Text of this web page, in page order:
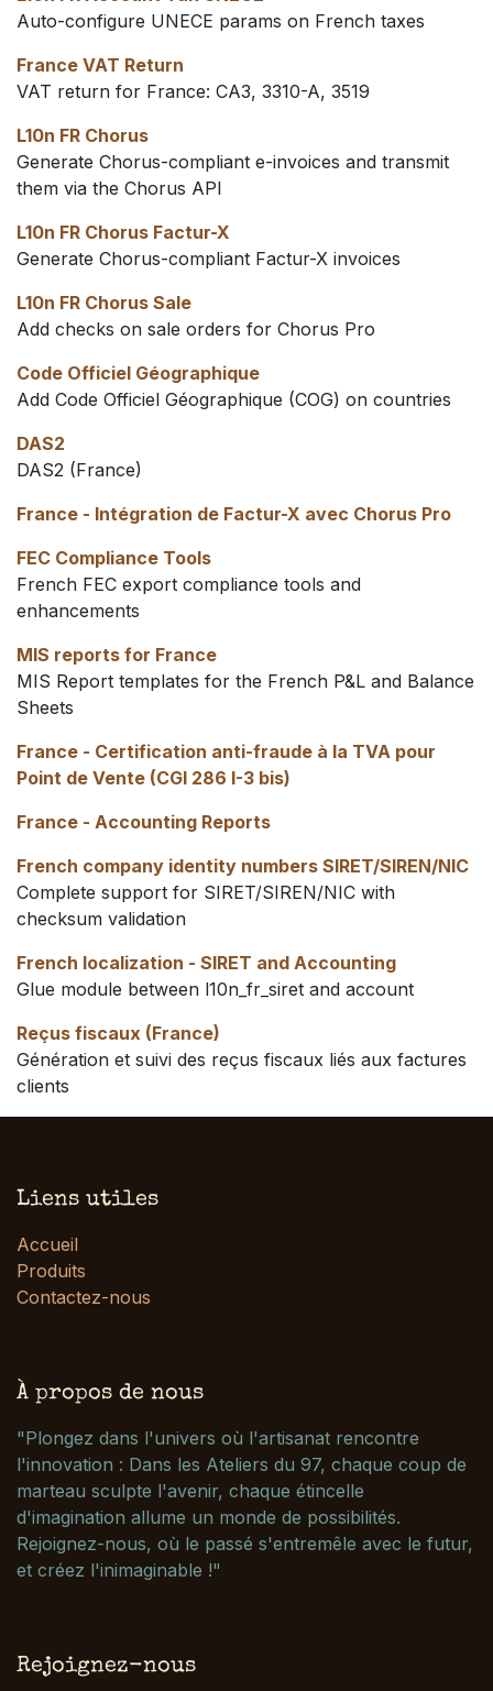
Auto-configure UNECE params on French taxes
France VAT Return
VAT return for France: CA3, 3310-A, 3519
L10n FR Chorus
Generate Chorus-compliant e-invoices and transmit
them via the Chorus API
L10n FR Chorus Factur-X
Generate Chorus-compliant Factur-X invoices
L10n FR Chorus Sale
Add checks on sale orders for Chorus Pro
Code Officiel Géographique
Add Code Officiel Géographique (COG) on countries
DAS2
DAS2 (France)
France - Intégration de Factur-X avec Chorus Pro
FEC Compliance Tools
French FEC export compliance tools and
enhancements
MIS reports for France
MIS Report templates for the French P&L and Balance
Sheets
France - Certification anti-fraude à la TVA pour
Point de Vente (CGI 286 I-3 bis)
France - Accounting Reports
French company identity numbers SIRET/SIREN/NIC
Complete support for SIRET/SIREN/NIC with
checksum validation
French localization - SIRET and Accounting
Glue module between l10n_fr_siret and account
Reçus fiscaux (France)
Génération et suivi des reçus fiscaux liés aux factures
clients
Liens utiles
Accueil
Produits
Contactez-nous
À propos de nous
"Plongez dans l'univers où l'artisanat rencontre
l'innovation : Dans les Ateliers du 97, chaque coup de
marteau sculpte l'avenir, chaque étincelle
d'imagination allume un monde de possibilités.
Rejoignez-nous, où le passé s'entremêle avec le futur,
et créez l'inimaginable !"
Rejoignez-nous